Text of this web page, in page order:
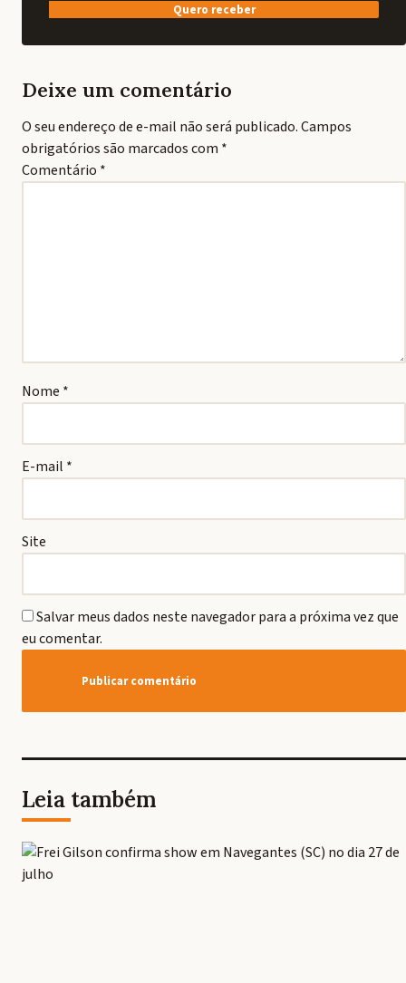
Quero receber
Deixe um comentário
O seu endereço de e-mail não será publicado.Campos
obrigatórios são marcados com *
Comentário *
Nome *
E-mail *
Site
Salvar meus dados neste navegador para a próxima vez que
eu comentar.
Leia também